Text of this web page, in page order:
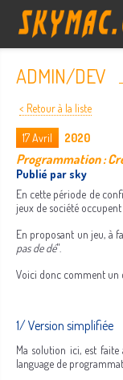
ADMIN/DEV
< Retour à la liste
17Avril 2020
Programmation :
Publié par sky
En cette période de
jeux de société
En proposant un jeu, à
pas de dé".
Voici donc comment un
1/ Version simplifiée
Ma solution ici, est
language de